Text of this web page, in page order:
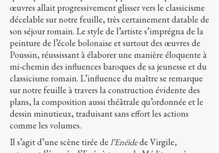
œuvres allait progressivement glisser vers le classicisme
décelable sur notre feuille, très certainement datable de
son séjour romain. Le style de l’artiste s’imprégna de la
peinture de l’école bolonaise et surtout des œuvres de
Poussin, réussissant à élaborer une manière éloquente à
mi-chemin des influences baroques de sa jeunesse et du
classicisme romain. L’influence du maître se remarque
sur notre feuille à travers la construction évidente des
plans, la composition aussi théâtrale qu’ordonnée et le
dessin minutieux, traduisant sans effort les actions
comme les volumes.
Il s’agit d’une scène tirée de l’Enéidede Virgile,